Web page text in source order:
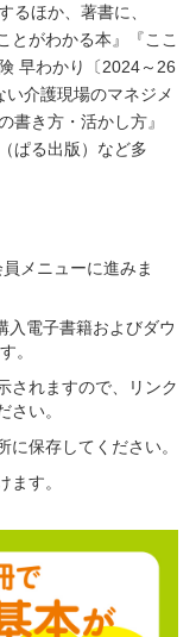
るほか、著書に、
とがわかる本』『ここ
早わかり〔2024～26
介護現場のマネジメ
書き方・活かし方』
ぱる出版）など多
メニューに進みま
入電子書籍およびダウ
。
されますので、リンク
さい。
保存してください。
す。